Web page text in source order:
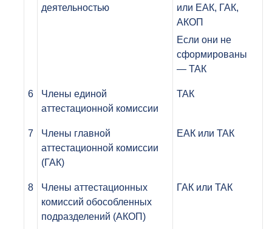
деятельностью
или ЕАК, ГАК,
АКОП
Если они не
сформированы
— ТАК
6
Члены единой
аттестационной комиссии
ТАК
7
Члены главной
аттестационной комиссии
(ГАК)
ЕАК или ТАК
8
Члены аттестационных
комиссий обособленных
подразделений (АКОП)
ГАК или ТАК